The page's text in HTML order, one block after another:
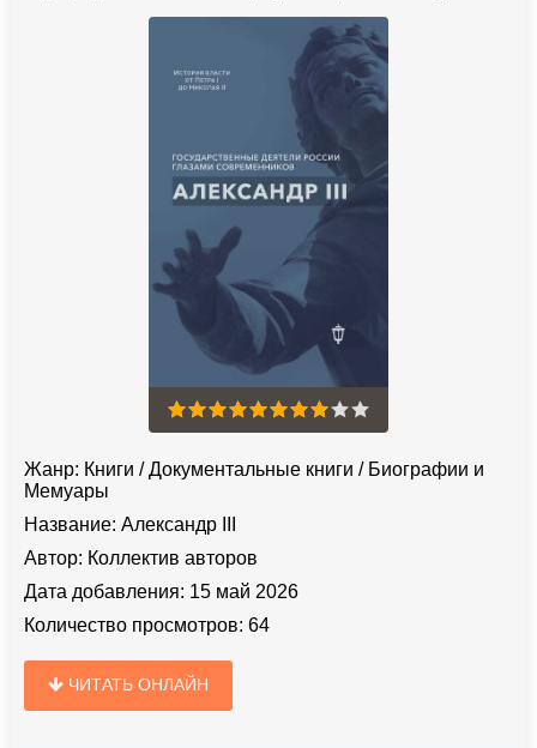
Жанр: Книги /Документальные книги / Биографии и
Мемуары
Название: Александр III
Автор: Коллектив авторов
Дата добавления: 15 май 2026
Количество просмотров: 64
ЧИТАТЬ ОНЛАЙН